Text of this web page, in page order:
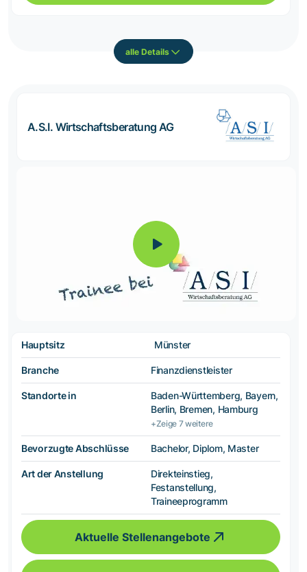
alle Details
A.S.I. Wirtschaftsberatung AG
Hauptsitz Münster
Branche Finanzdienstleister
Standorte in
Baden-Württemberg, Bayern,
Berlin, Bremen, Hamburg
+Zeige 7 weitere
Bevorzugte Abschlüsse Bachelor, Diplom, Master
Art der Anstellung
Direkteinstieg,
Festanstellung,
Traineeprogramm
Aktuelle Stellenangebote